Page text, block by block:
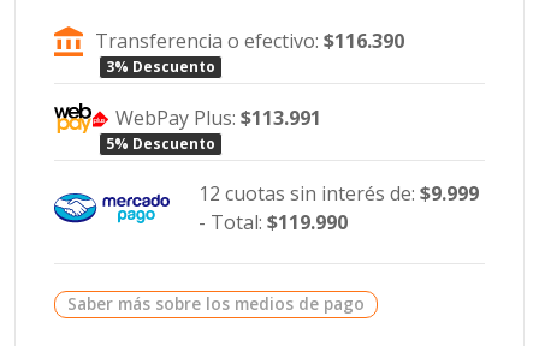
Transferencia o efectivo:$116.390
3% Descuento
WebPay Plus:$113.991
5% Descuento
12 cuotas sin interés de: $9.999
- Total: $119.990
Saber más sobre los medios de pago